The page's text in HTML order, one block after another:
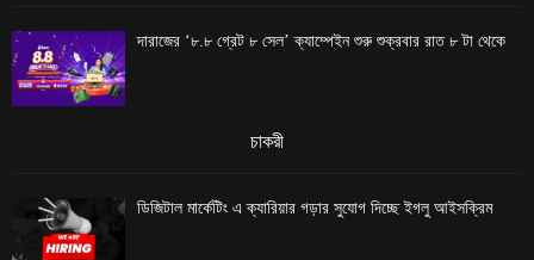
দারাজের ‘৮.৮ গ্রেট ৮ সেল’ ক্যাম্পেইন শুরু শুক্রবার রাত ৮ টা থেকে
চাকরী
ডিজিটাল মার্কেটিং এ ক্যারিয়ার গড়ার সুযোগ দিচ্ছে ইগলু আইসক্রিম